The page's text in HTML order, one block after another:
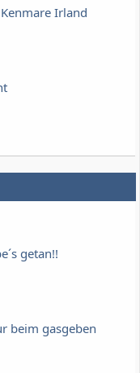
Irland
getan!!
beim gasgeben